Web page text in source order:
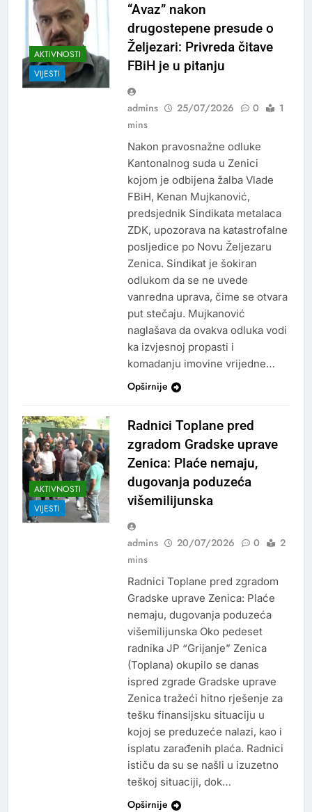
AKTIVNOSTI
VIJESTI
“Avaz” nakon
drugostepene presude o
Željezari: Privreda čitave
FBiH je u pitanju
admins 25/07/2026 0
1
mins
Nakon pravosnažne odluke
Kantonalnog suda u Zenici
kojom je odbijena žalba Vlade
FBiH, Kenan Mujkanović,
predsjednik Sindikata metalaca
ZDK, upozorava na katastrofalne
posljedice po Novu Željezaru
Zenica. Sindikat je šokiran
odlukom da se ne uvede
vanredna uprava, čime se otvara
put stečaju. Mujkanović
naglašava da ovakva odluka vodi
ka izvjesnoj propasti i
komadanju imovine vrijedne…
Opširnije
AKTIVNOSTI
VIJESTI
Radnici Toplane pred
zgradom Gradske uprave
Zenica: Plaće nemaju,
dugovanja poduzeća
višemilijunska
admins 20/07/2026 0
2
mins
Radnici Toplane pred zgradom
Gradske uprave Zenica: Plaće
nemaju, dugovanja poduzeća
višemilijunska Oko pedeset
radnika JP “Grijanje” Zenica
(Toplana) okupilo se danas
ispred zgrade Gradske uprave
Zenica tražeći hitno rješenje za
tešku finansijsku situaciju u
kojoj se preduzeće nalazi, kao i
isplatu zarađenih plaća. Radnici
ističu da su se našli u izuzetno
teškoj situaciji, dok…
Opširnije